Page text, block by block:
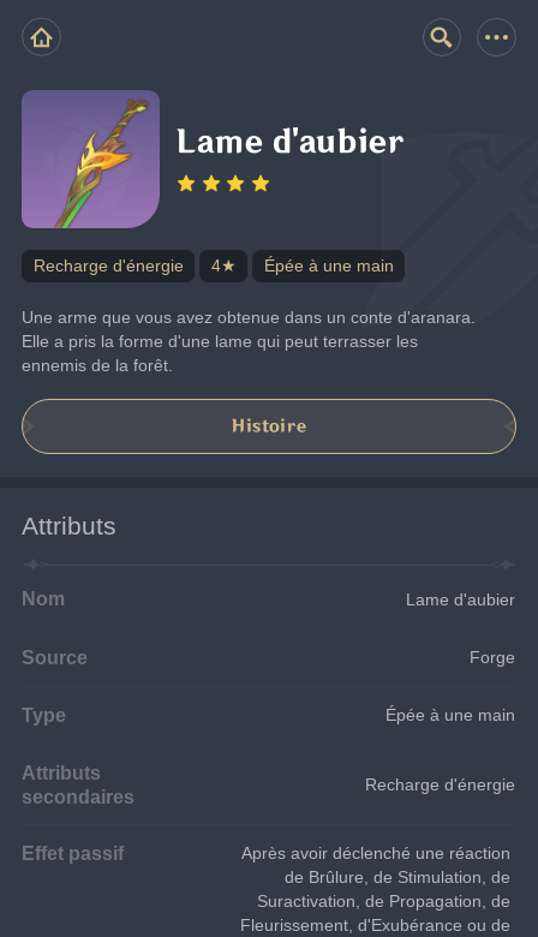
Lame d'aubier
Recharge d'énergie 4★ Épée à une main
Une arme que vous avez obtenue dans un conte d'aranara.
Elle a pris la forme d'une lame qui peut terrasser les
ennemis de la forêt.
Histoire
Attributs
Nom Lame d'aubier
Source Forge
Type Épée à une main
Attributs
secondaires
Recharge d'énergie
Effet passif
Après avoir déclenché une réaction
de Brûlure, de Stimulation, de
Suractivation, de Propagation, de
Fleurissement, d'Exubérance ou de